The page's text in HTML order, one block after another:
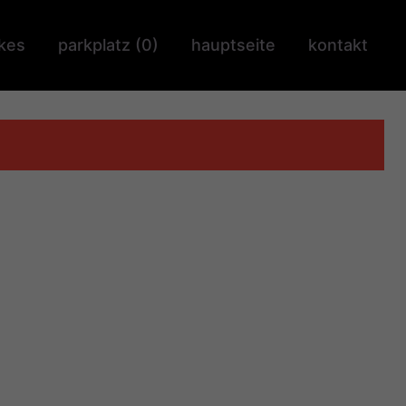
parkplatz (0) hauptseite kontakt